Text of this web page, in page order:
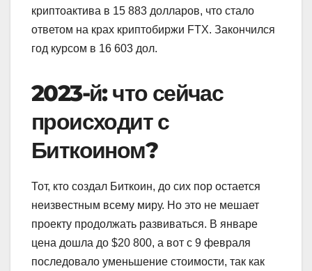
криптоактива в 15 883 долларов, что стало
ответом на крах криптобиржи FTX. Закончился
год курсом в 16 603 дол.
2023-й: что сейчас
происходит с
Биткоином?
Тот, кто создал Биткоин, до сих пор остается
неизвестным всему миру. Но это не мешает
проекту продолжать развиваться. В январе
цена дошла до $20 800, а вот с 9 февраля
последовало уменьшение стоимости, так как